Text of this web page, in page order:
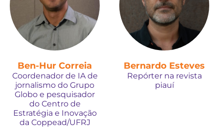
Ben-Hur Correia
Coordenador de IA de
jornalismo do Grupo
Globo e pesquisador
do Centro de
Estratégia e Inovação
da Coppead/UFRJ
Bernardo Esteves
Repórter na revista
piauí